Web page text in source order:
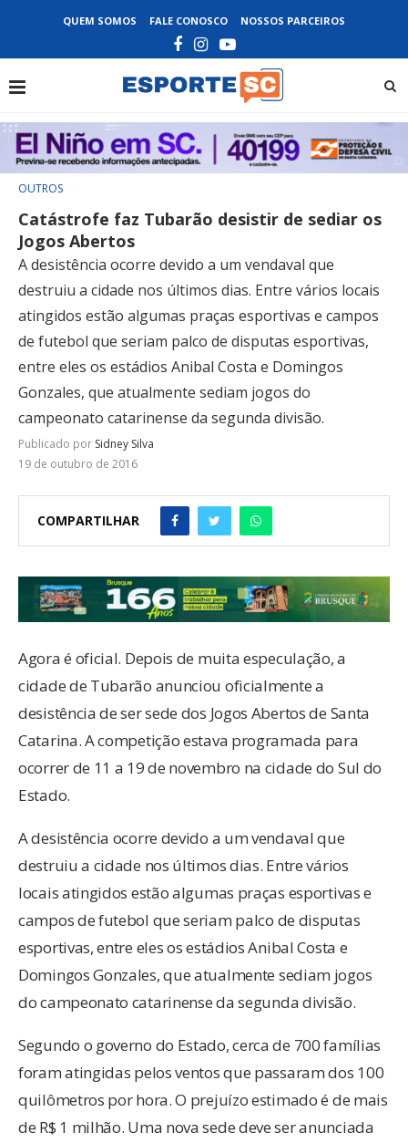
QUEM SOMOS FALE CONOSCO NOSSOS PARCEIROS
OUTROS
Catástrofe faz Tubarão desistir de sediar os
Jogos Abertos
A desistência ocorre devido a um vendaval que
destruiu a cidade nos últimos dias. Entre vários locais
atingidos estão algumas praças esportivas e campos
de futebol que seriam palco de disputas esportivas,
entre eles os estádios Anibal Costa e Domingos
Gonzales, que atualmente sediam jogos do
campeonato catarinense da segunda divisão.
Publicado por Sidney Silva
19 de outubro de 2016
COMPARTILHAR
Agora é oficial. Depois de muita especulação, a
cidade de Tubarão anunciou oficialmente a
desistência de ser sede dos Jogos Abertos de Santa
Catarina. A competição estava programada para
ocorrer de 11 a 19 de novembro na cidade do Sul do
Estado.
A desistência ocorre devido a um vendaval que
destruiu a cidade nos últimos dias. Entre vários
locais atingidos estão algumas praças esportivas e
campos de futebol que seriam palco de disputas
esportivas, entre eles os estádios Anibal Costa e
Domingos Gonzales, que atualmente sediam jogos
do campeonato catarinense da segunda divisão.
Segundo o governo do Estado, cerca de 700 famílias
foram atingidas pelos ventos que passaram dos 100
quilômetros por hora. O prejuízo estimado é de mais
de R$ 1 milhão. Uma nova sede deve ser anunciada